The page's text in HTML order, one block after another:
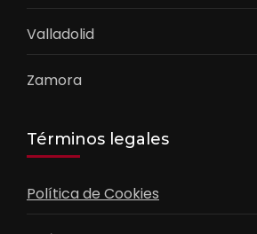
Valladolid
Zamora
Términos legales
Política de Cookies